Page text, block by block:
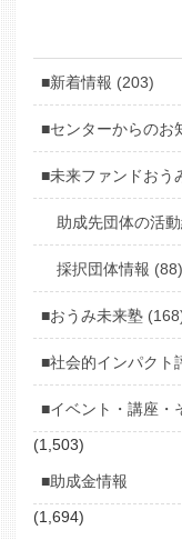
■新着情報 (203)
■センターからのお
■未来ファンドおう
助成先団体の活
採択団体情報 (88)
■おうみ未来塾
■社会的インパクト
■イベント・講座・
(1,503)
■助成金情報
(1,694)